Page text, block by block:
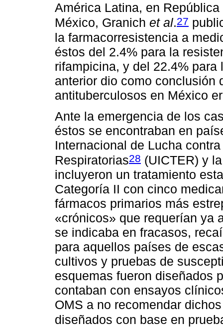
América Latina, en
México, Granich et al.27
la farmacorresistencia a
éstos del 2.4% para la
rifampicina, y del 22.4%
anterior dio como conclusión
antituberculosos en México
Ante la emergencia de los
éstos se encontraban en
Internacional de Lucha
Respiratorias28 (UICTER) y
incluyeron un tratamiento
Categoría II con cinco
fármacos primarios más
«crónicos» que requerían ya
se indicaba en fracasos,
para aquellos países de
cultivos y pruebas de
esquemas fueron diseñados
contaban con ensayos
OMS a no recomendar
diseñados con base en